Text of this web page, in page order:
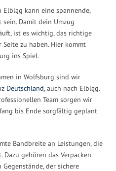
kann eine spannende,
Damit dein Umzug
ist es wichtig, das richtige
zu haben. Hier kommt
ins Spiel.
in Wolfsburg sind wir
Deutschland, auch nach Elbląg.
Team sorgen wir
bis Ende sorgfältig geplant
Bandbreite an Leistungen, die
gehören das Verpacken
der sichere